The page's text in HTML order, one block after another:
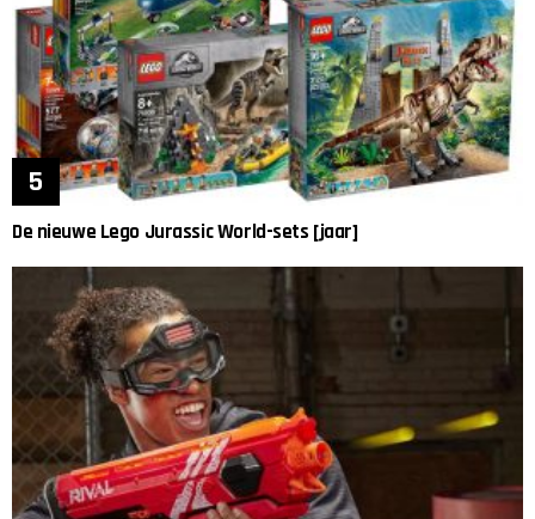
De nieuwe Lego Jurassic World-sets [jaar]